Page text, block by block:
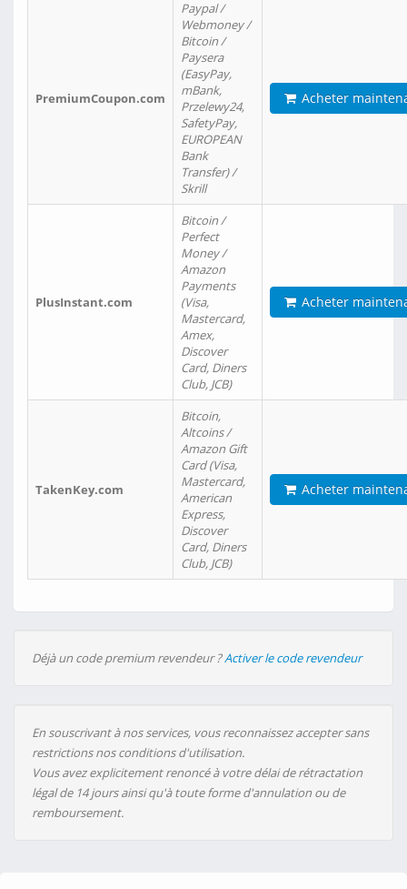
PremiumCoupon.com
Paypal /
Webmoney /
Bitcoin /
Paysera
(EasyPay,
mBank,
Przelewy24,
SafetyPay,
EUROPEAN
Bank
Transfer) /
Skrill
Acheter
PlusInstant.com
Bitcoin /
Perfect
Money /
Amazon
Payments
(Visa,
Mastercard,
Amex,
Discover
Card, Diners
Club, JCB)
Acheter
TakenKey.com
Bitcoin,
Altcoins /
Amazon Gift
Card (Visa,
Mastercard,
American
Express,
Discover
Card, Diners
Club, JCB)
Acheter
Déjà un code premium revendeur ?Activer le code revendeur
En souscrivant à nos services, vous reconnaissez accepter sans
restrictions nos conditions d'utilisation.
Vous avez explicitement renoncé à votre délai de rétractation
légal de 14 jours ainsi qu'à toute forme d'annulation ou de
remboursement.